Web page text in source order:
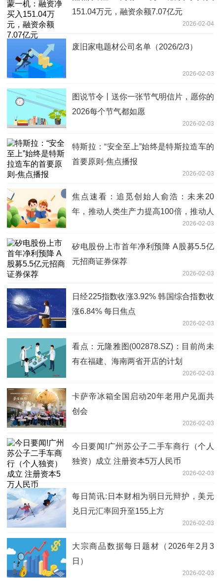
151.04万元，融资余额7.07亿元
2026-02-04
废旧家电题材公司名单（2026/2/3）
2026-02-03
图说节令丨送你一张节气明信片，愿你的
2026每个节气都如愿
2026-02-03
特斯拉：“安全至上”始终是特斯拉造车的
首要原则-焦点播报
2026-02-03
焦点速看：追觅创始人俞浩：未来20
年，推动人类生产力提高100倍，推动人
2026-02-03
矽电股份上市首年净利预降 A股募5.5亿
元招商证券保荐
2026-02-03
日经225指数收涨3.92% 韩国综合指数收
涨6.84% 每日焦点
2026-02-03
看点：元隆雅图(002878.SZ)：目前尚未
有在福建、海南两省开店的计划
2026-02-03
卡萨帝冰箱全国启动20年老用户见面共
创会
2026-02-03
今日要闻!广州苏公子二手车商行（个人
独资）成立 注册资本5万人民币
2026-02-03
每日简讯:日本财相为弱日元辩护，美元
兑日元汇率回升至155上方
2026-02-03
大宗商品数据每日题材（2026年2月3
日）​
2026-02-03